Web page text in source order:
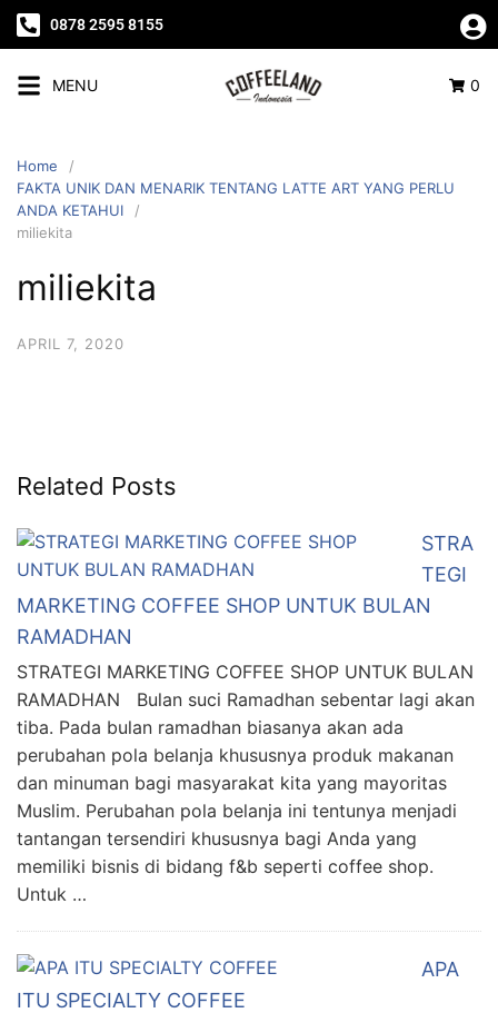
0878 2595 8155
MENU 0
Home
FAKTA UNIK DAN MENARIK TENTANG LATTE ART YANG PERLU
ANDA KETAHUI
miliekita
miliekita
APRIL 7, 2020
Related Posts
STRA
TEGI
MARKETING COFFEE SHOP UNTUK BULAN
RAMADHAN
STRATEGI MARKETING COFFEE SHOP UNTUK BULAN
RAMADHAN Bulan suci Ramadhan sebentar lagi akan
tiba. Pada bulan ramadhan biasanya akan ada
perubahan pola belanja khususnya produk makanan
dan minuman bagi masyarakat kita yang mayoritas
Muslim. Perubahan pola belanja ini tentunya menjadi
tantangan tersendiri khususnya bagi Anda yang
memiliki bisnis di bidang f&b seperti coffee shop.
Untuk …
APA
ITU SPECIALTY COFFEE